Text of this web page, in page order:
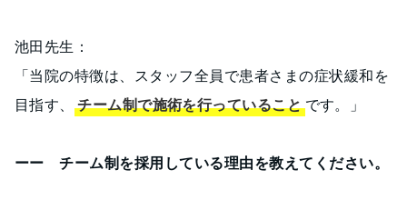
池田先生：
「当院の特徴は、スタッフ全員で患者さまの症状緩和を
目指す、
チーム制で施術を行っていることです。」
ーー チーム制を採用している理由を教えてください。